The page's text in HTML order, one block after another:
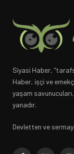
Siyasi Haber,
Haber, işçi ve
yaşam
yanadır.
Devletten ve